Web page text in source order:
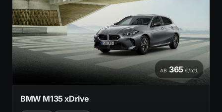
AB 365 €/mtl.
BMW M135 xDrive